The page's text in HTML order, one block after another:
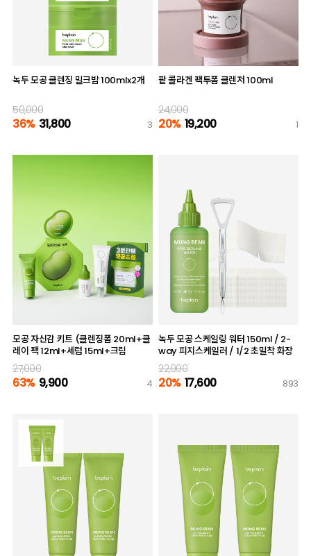
녹두 모공 클렌징 밀크밤 100mlx2개
50,000
36% 31,800 3
팥 콜라겐 팩투폼 클렌저 100ml
24,000
20% 19,200 1
모공 자신감 키트 (클렌징폼 20ml+클
레이 팩 12ml+세럼 15ml+크림
20ml+선크림 1회분)
27,000
63% 9,900 4
녹두 모공 스케일링 워터 150ml / 2-
way 피지스케일러 / 1/2 초밀착 화장
솜
22,000
20% 17,600 893